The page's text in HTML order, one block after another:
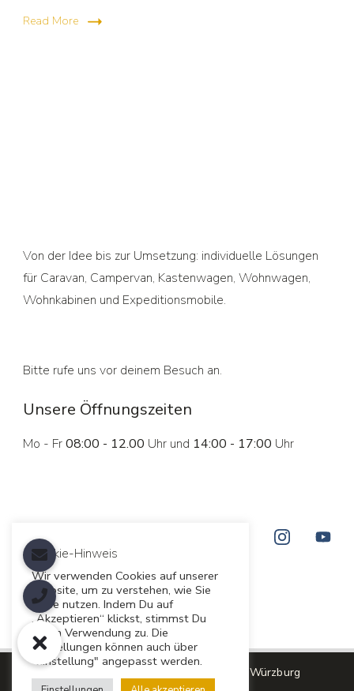
Read More
Von der Idee bis zur Umsetzung: individuelle Lösungen
für Caravan, Campervan, Kastenwagen, Wohnwagen,
Wohnkabinen und Expeditionsmobile.
Bitte rufe uns vor deinem Besuch an.
Unsere Öffnungszeiten
Mo - Fr08:00 - 12.00 Uhr und 14:00 - 17:00 Uhr
Copyright © 2026 Campermanufaktur Würzburg
Cookie-Hinweis
Wir verwenden Cookies auf unserer
Website, um zu verstehen, wie Sie
diese nutzen. Indem Du auf
„Akzeptieren“ klickst, stimmst Du
deren Verwendung zu. Die
Einstellungen können auch über
"Einstellung" angepasst werden.